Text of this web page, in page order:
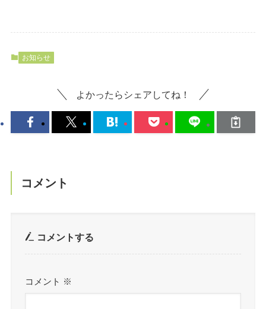
お知らせ
よかったらシェアしてね！
コメント
コメントする
コメント ※